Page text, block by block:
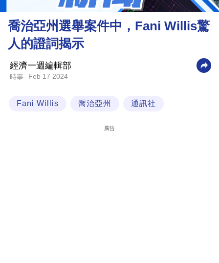
財
商
業
科
喬治亞州選舉案件中，Fani Willis驚
人的證詞揭示
經濟一週編輯部
時事 Feb 17 2024
Fani Willis 喬治亞州 通訊社
廣告